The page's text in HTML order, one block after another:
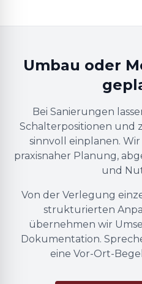
Umbau oder
Bei Sanierungen
Schalterpositionen und
sinnvoll einplanen.
praxisnaher Planung,
und
Von der Verlegung
strukturierten
übernehmen wir
Dokumentation.
eine Vor-Ort-